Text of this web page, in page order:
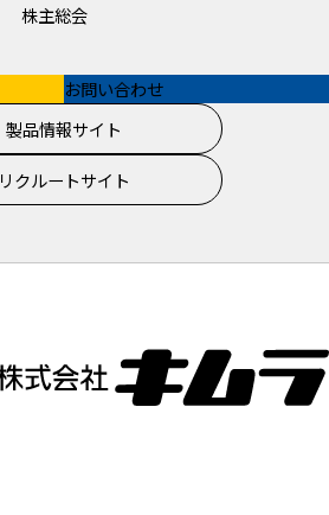
株主総会
お問い合わせ
製品情報サイト
リクルートサイト